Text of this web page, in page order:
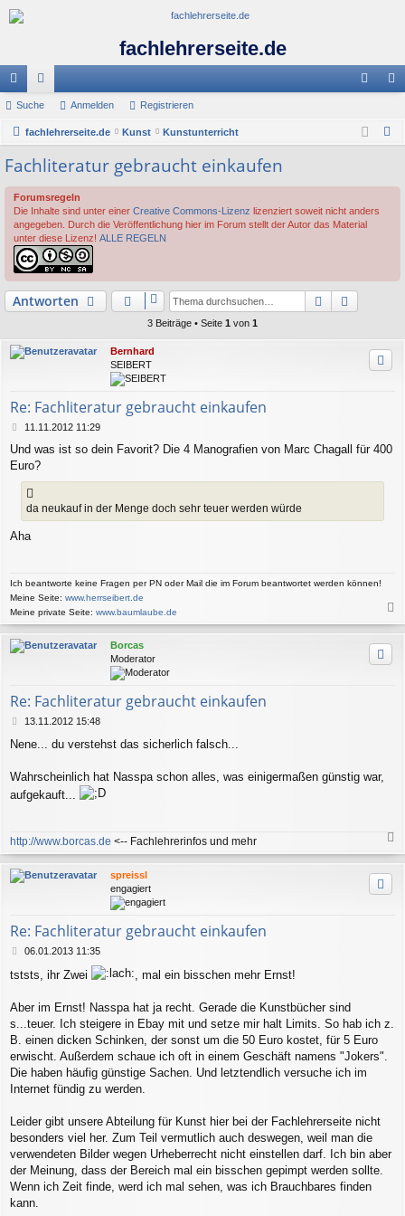
fachlehrerseite.de
ch
ne
llz
ug
riff
or
en m
de
n
ist
re
Suche Anmelden Registrieren
fachlehrerseite.de Kunst Kunstunterricht
h
Fachliteratur gebraucht einkaufen
Forumsregeln
Die Inhalte sind unter einer Creative Commons-Lizenz lizenziert soweit nicht anders
angegeben. Durch die Veröffentlichung hier im Forum stellt der Autor das Material
unter diese Lizenz! ALLE REGELN
Antworten Suche
3 Beiträge • Seite 1 von 1
Bernhard
SEIBERT
Re: Fachliteratur gebraucht einkaufen
B
i
t
r
11.11.2012 11:29
Und was ist so dein Favorit? Die 4 Manografien von Marc Chagall für 400
Euro?
da neukauf in der Menge doch sehr teuer werden würde
Aha
Ich beantworte keine Fragen per PN oder Mail die im Forum beantwortet werden können!
Meine Seite: www.herrseibert.de
Meine private Seite: www.baumlaube.de
a
c
Borcas
Moderator
Re: Fachliteratur gebraucht einkaufen
B
i
r
a
g
13.11.2012 15:48
Nene... du verstehst das sicherlich falsch...
Wahrscheinlich hat Nasspa schon alles, was einigermaßen günstig war,
aufgekauft...
http://www.borcas.de <-- Fachlehrerinfos und mehr
a
c
spreissl
engagiert
Re: Fachliteratur gebraucht einkaufen
B
i
r
g
06.01.2013 11:35
tststs, ihr Zwei , mal ein bisschen mehr Ernst!
Aber im Ernst! Nasspa hat ja recht. Gerade die Kunstbücher sind
s...teuer. Ich steigere in Ebay mit und setze mir halt Limits. So hab ich z.
B. einen dicken Schinken, der sonst um die 50 Euro kostet, für 5 Euro
erwischt. Außerdem schaue ich oft in einem Geschäft namens "Jokers".
Die haben häufig günstige Sachen. Und letztendlich versuche ich im
Internet fündig zu werden.
Leider gibt unsere Abteilung für Kunst hier bei der Fachlehrerseite nicht
besonders viel her. Zum Teil vermutlich auch deswegen, weil man die
verwendeten Bilder wegen Urheberrecht nicht einstellen darf. Ich bin aber
der Meinung, dass der Bereich mal ein bisschen gepimpt werden sollte.
Wenn ich Zeit finde, werd ich mal sehen, was ich Brauchbares finden
kann.